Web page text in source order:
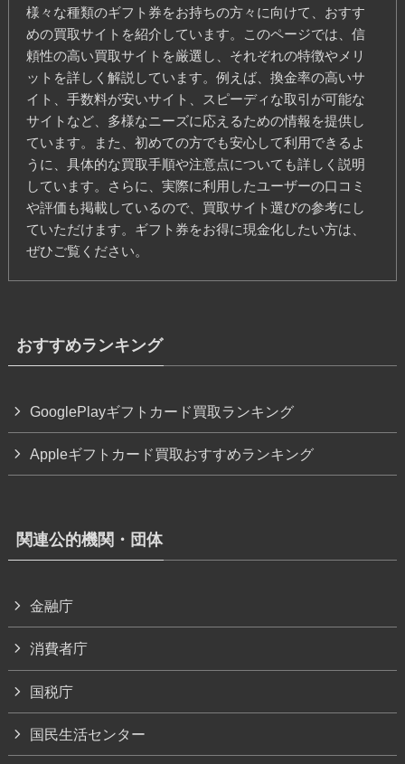
様々な種類のギフト券をお持ちの方々に向けて、おすす
めの買取サイトを紹介しています。このページでは、信
頼性の高い買取サイトを厳選し、それぞれの特徴やメリ
ットを詳しく解説しています。例えば、換金率の高いサ
イト、手数料が安いサイト、スピーディな取引が可能な
サイトなど、多様なニーズに応えるための情報を提供し
ています。また、初めての方でも安心して利用できるよ
うに、具体的な買取手順や注意点についても詳しく説明
しています。さらに、実際に利用したユーザーの口コミ
や評価も掲載しているので、買取サイト選びの参考にし
ていただけます。ギフト券をお得に現金化したい方は、
ぜひご覧ください。
おすすめランキング
GooglePlayギフトカード買取ランキング
Appleギフトカード買取おすすめランキング
関連公的機関・団体
金融庁
消費者庁
国税庁
国民生活センター